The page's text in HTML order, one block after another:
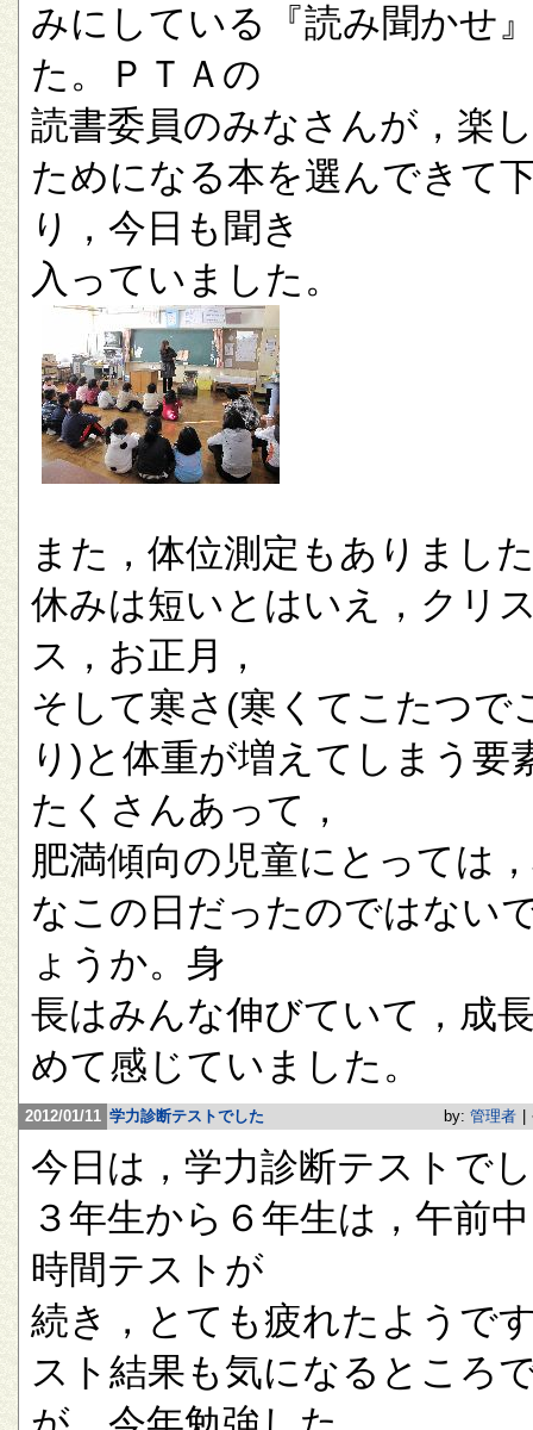
みにしている『読み聞かせ
た。ＰＴＡの
読書委員のみなさんが，楽
ためになる本を選んできて
り，今日も聞き
入っていました。
また，体位測定もありまし
休みは短いとはいえ，クリ
ス，お正月，
そして寒さ(寒くてこたつで
り)と体重が増えてしまう要
たくさんあって，
肥満傾向の児童にとっては
なこの日だったのではない
ょうか。身
長はみんな伸びていて，成
めて感じていました。
2012/01/11 学力診断テストでした by: 管理者
今日は，学力診断テストで
３年生から６年生は，午前
時間テストが
続き，とても疲れたようで
スト結果も気になるところ